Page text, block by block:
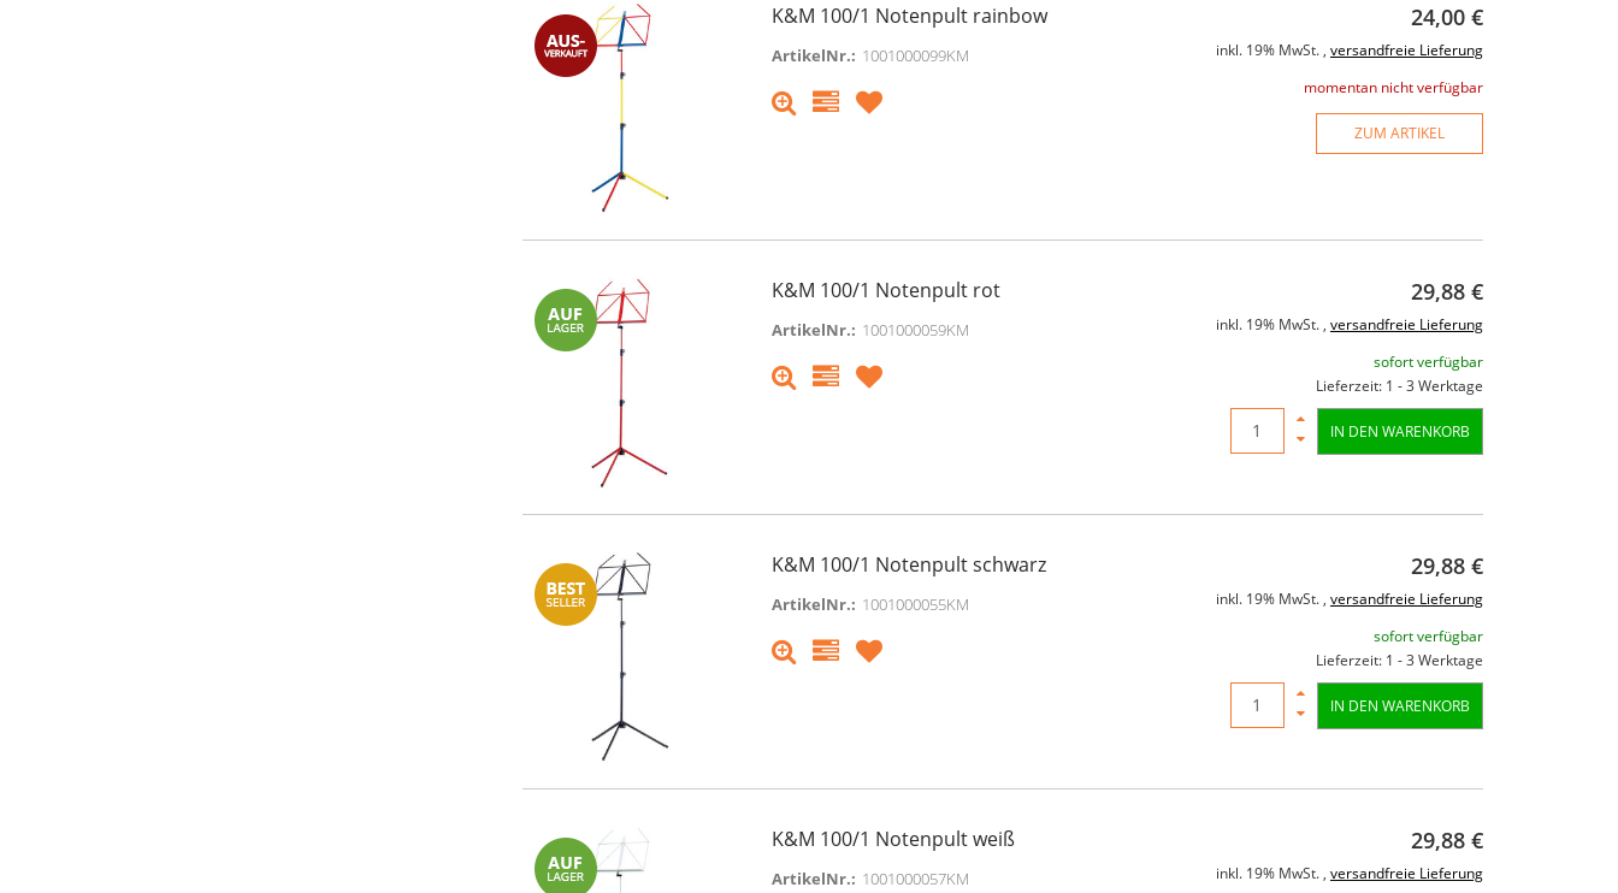
K&M 100/1 Notenpult rainbow
ArtikelNr.: 1001000099KM
24,00 €
inkl. 19% MwSt. , versandfreie Lieferung
momentan nicht verfügbar
ZUM ARTIKEL
K&M 100/1 Notenpult rot
ArtikelNr.: 1001000059KM
29,88 €
inkl. 19% MwSt. , versandfreie Lieferung
sofort verfügbar
Lieferzeit: 1 - 3 Werktage
IN DEN WARENKORB
K&M 100/1 Notenpult schwarz
ArtikelNr.: 1001000055KM
29,88 €
inkl. 19% MwSt. , versandfreie Lieferung
sofort verfügbar
Lieferzeit: 1 - 3 Werktage
IN DEN WARENKORB
K&M 100/1 Notenpult weiß
ArtikelNr.: 1001000057KM
29,88 €
inkl. 19% MwSt. , versandfreie Lieferung